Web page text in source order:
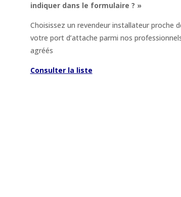
indiquer dans le formulaire ? »
Choisissez un revendeur installateur proche
votre port d’attache parmi nos
agréés
Consulter la liste